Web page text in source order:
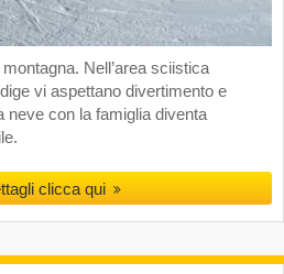
Nell’area sciistica
vi aspettano divertimento e
neve con la famiglia diventa
clicca qui